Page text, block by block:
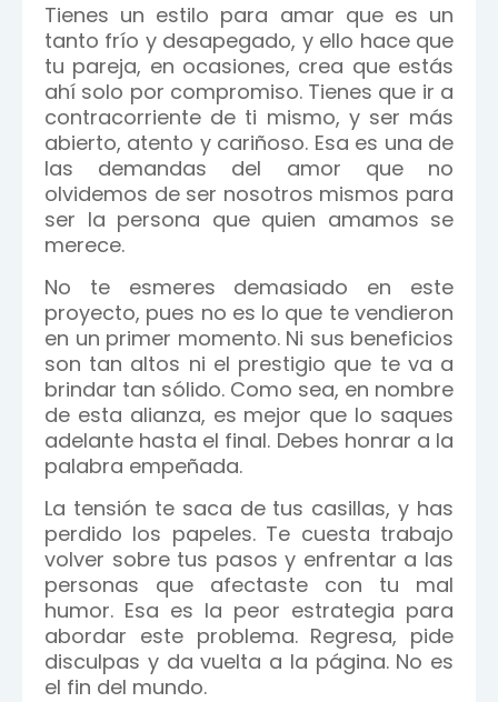
Tienes un estilo para amar que es un
tanto frío y desapegado, y ello hace que
tu pareja, en ocasiones, crea que estás
ahí solo por compromiso. Tienes que ir a
contracorriente de ti mismo, y ser más
abierto, atento y cariñoso. Esa es una de
las demandas del amor que no
olvidemos de ser nosotros mismos para
ser la persona que quien amamos se
merece.
No te esmeres demasiado en este
proyecto, pues no es lo que te vendieron
en un primer momento. Ni sus beneficios
son tan altos ni el prestigio que te va a
brindar tan sólido. Como sea, en nombre
de esta alianza, es mejor que lo saques
adelante hasta el final. Debes honrar a la
palabra empeñada.
La tensión te saca de tus casillas, y has
perdido los papeles. Te cuesta trabajo
volver sobre tus pasos y enfrentar a las
personas que afectaste con tu mal
humor. Esa es la peor estrategia para
abordar este problema. Regresa, pide
disculpas y da vuelta a la página. No es
el fin del mundo.